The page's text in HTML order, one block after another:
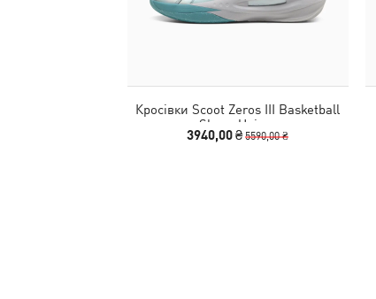
Кросівки Scoot Zeros III Basketball
Shoes Unisex
3940,00 ₴5590,00 ₴